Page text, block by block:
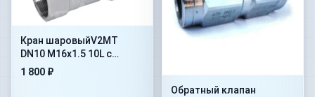
Кран шаровыйV2MT
DN10 M16x1.5 10L с
отверстиями под
1 800 ₽
Обратный клапан